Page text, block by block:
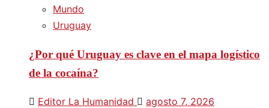
Mundo
Uruguay
¿Por qué Uruguay es clave en el mapa logístico
de la cocaína?
Editor La Humanidad agosto 7, 2026